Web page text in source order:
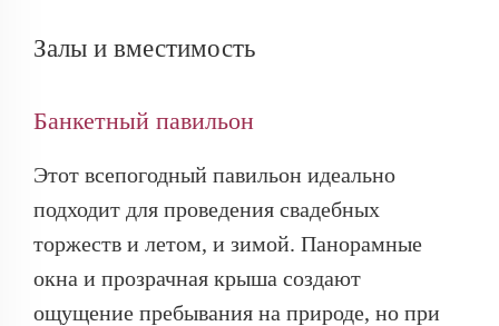
Залы и вместимость
Банкетный павильон
Этот всепогодный павильон идеально
подходит для проведения свадебных
торжеств и летом, и зимой. Панорамные
окна и прозрачная крыша создают
ощущение пребывания на природе, но при